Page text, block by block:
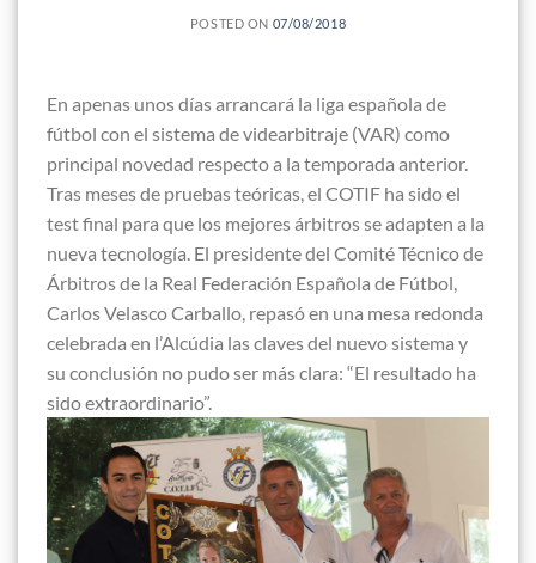
POSTED ON 07/08/2018
En apenas unos días arrancará la liga española de
fútbol con el sistema de videarbitraje (VAR) como
principal novedad respecto a la temporada anterior.
Tras meses de pruebas teóricas, el COTIF ha sido el
test final para que los mejores árbitros se adapten a la
nueva tecnología. El presidente del Comité Técnico de
Árbitros de la Real Federación Española de Fútbol,
Carlos Velasco Carballo, repasó en una mesa redonda
celebrada en l’Alcúdia las claves del nuevo sistema y
su conclusión no pudo ser más clara: “El resultado ha
sido extraordinario”.